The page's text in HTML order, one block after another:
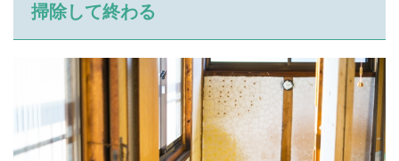
掃除して終わる